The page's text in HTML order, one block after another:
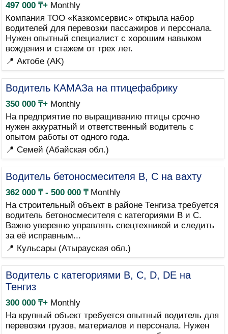
497 000 ₸+Monthly
Компания ТОО «Казкомсервис» открыла набор
водителей для перевозки пассажиров и персонала.
Нужен опытный специалист с хорошим навыком
вождения и стажем от трех лет.
📍 Актобе (AK)
Водитель КАМАЗа на птицефабрику
350 000 ₸+Monthly
На предприятие по выращиванию птицы срочно
нужен аккуратный и ответственный водитель с
опытом работы от одного года.
📍 Семей (Абайская обл.)
Водитель бетоносмесителя B, C на вахту
362 000 ₸ - 500 000 ₸Monthly
На строительный объект в районе Тенгиза требуется
водитель бетоносмесителя с категориями B и C.
Важно уверенно управлять спецтехникой и следить
за её исправным...
📍 Кульсары (Атырауская обл.)
Водитель с категориями B, C, D, DE на
Тенгиз
300 000 ₸+Monthly
На крупный объект требуется опытный водитель для
перевозки грузов, материалов и персонала. Нужен